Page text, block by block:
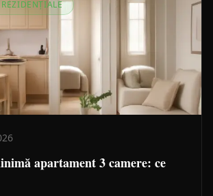
apartament 3 camere: ce